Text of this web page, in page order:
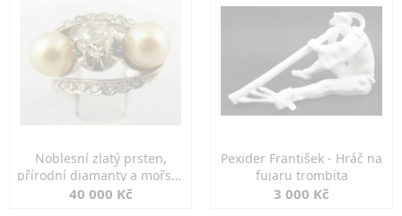
Noblesní zlatý prsten,
přírodní diamanty a mořské
perly
40 000 Kč
Pexider František - Hráč na
fujaru trombita
3 000 Kč